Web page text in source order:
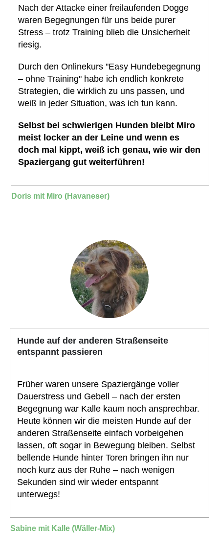
Nach der Attacke einer freilaufenden Dogge
waren Begegnungen für uns beide purer
Stress – trotz Training blieb die Unsicherheit
riesig.
Durch den Onlinekurs "Easy Hundebegegnung
– ohne Training" habe ich endlich konkrete
Strategien, die wirklich zu uns passen, und
weiß in jeder Situation, was ich tun kann.
Selbst bei schwierigen Hunden bleibt Miro
meist locker an der Leine und wenn es
doch mal kippt, weiß ich genau, wie wir den
Spaziergang gut weiterführen!
Doris mit Miro (Havaneser)
Hunde auf der anderen Straßenseite
entspannt passieren
Früher waren unsere Spaziergänge voller
Dauerstress und Gebell – nach der ersten
Begegnung war Kalle kaum noch ansprechbar.
Heute können wir die meisten Hunde auf der
anderen Straßenseite einfach vorbeigehen
lassen, oft sogar in Bewegung bleiben. Selbst
bellende Hunde hinter Toren bringen ihn nur
noch kurz aus der Ruhe – nach wenigen
Sekunden sind wir wieder entspannt
unterwegs!
Sabine mit Kalle (Wäller-Mix)